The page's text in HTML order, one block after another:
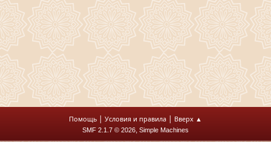
Помощь | Условия и правила | Вверх ▲
SMF 2.1.7 © 2026, Simple Machines